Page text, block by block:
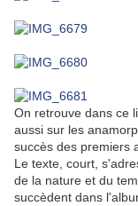
On retrouve dans ce
aussi sur les
succès des premiers
Le texte, court,
de la nature et du
succèdent dans